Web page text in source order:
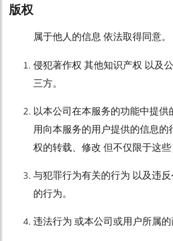
版权
属于他人的信息 依法取得同意。
侵犯著作权 其他知识产权 以及
三方。
以本公司在本服务的功能中提
用向本服务的用户提供的信息
权的转载、修改 但不仅限于这些
与犯罪行为有关的行为 以及违
的行为。
违法行为 或本公司或用户所属的